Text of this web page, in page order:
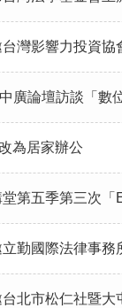
灣影響力投資協
廣論壇訪談「數
為居家辦公
第五季第三次「
勤國際法律事務
北市松仁社暨大